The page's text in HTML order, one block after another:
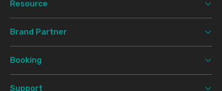
Resource
Brand Partner
Booking
Support